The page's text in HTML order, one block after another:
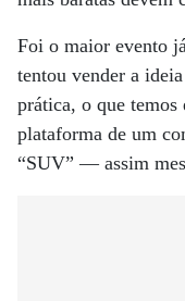
Foi o maior evento
tentou vender a
prática, o que temos
plataforma de um
“SUV” — assim